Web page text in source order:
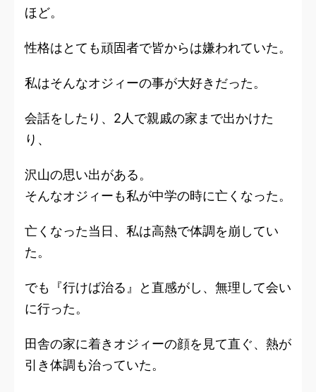
ほど。
性格はとても頑固者で皆からは嫌われていた。
私はそんなオジィーの事が大好きだった。
会話をしたり、2人で親戚の家まで出かけた
り、
沢山の思い出がある。
そんなオジィーも私が中学の時に亡くなった。
亡くなった当日、私は高熱で体調を崩してい
た。
でも『行けば治る』と直感がし、無理して会い
に行った。
田舎の家に着きオジィーの顔を見て直ぐ、熱が
引き体調も治っていた。